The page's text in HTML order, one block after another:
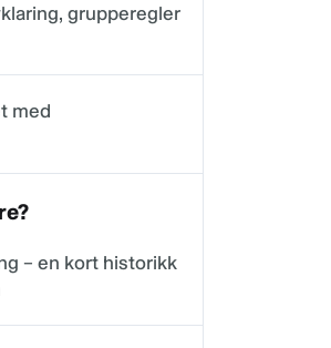
grupperegler
med
– en kort historikk